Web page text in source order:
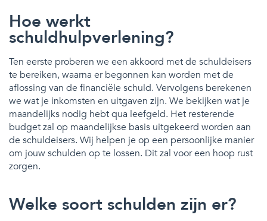
Hoe werkt
schuldhulpverlening?
Ten eerste proberen we een akkoord met de schuldeisers
te bereiken, waarna er begonnen kan worden met de
aflossing van de financiële schuld. Vervolgens berekenen
we wat je inkomsten en uitgaven zijn. We bekijken wat je
maandelijks nodig hebt qua leefgeld. Het resterende
budget zal op maandelijkse basis uitgekeerd worden aan
de schuldeisers. Wij helpen je op een persoonlijke manier
om jouw schulden op te lossen. Dit zal voor een hoop rust
zorgen.
Welke soort schulden zijn er?